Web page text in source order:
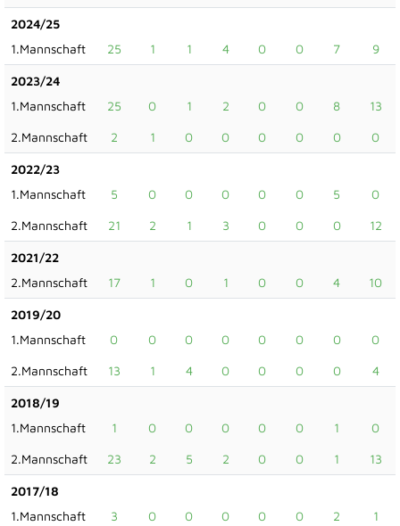
2024/25
1.Mannschaft
25 1 1 4 0 0 7 9
2023/24
1.Mannschaft
25 0 1 2 0 0 8 13
2.Mannschaft 2 1 0 0 0 0 0 0
2022/23
1.Mannschaft
5 0 0 0 0 0 5 0
2.Mannschaft 21 2 1 3 0 0 0 12
2021/22
2.Mannschaft
17 1 0 1 0 0 4 10
2019/20
1.Mannschaft
0 0 0 0 0 0 0 0
2.Mannschaft 13 1 4 0 0 0 0 4
2018/19
1.Mannschaft
1 0 0 0 0 0 1 0
2.Mannschaft 23 2 5 2 0 0 1 13
2017/18
1.Mannschaft
3 0 0 0 0 0 2 1